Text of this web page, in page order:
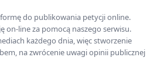
do publikowania petycji online.
on-line za pomocą naszego serwisu.
każdego dnia, więc stworzenie
na zwrócenie uwagi opinii publicznej